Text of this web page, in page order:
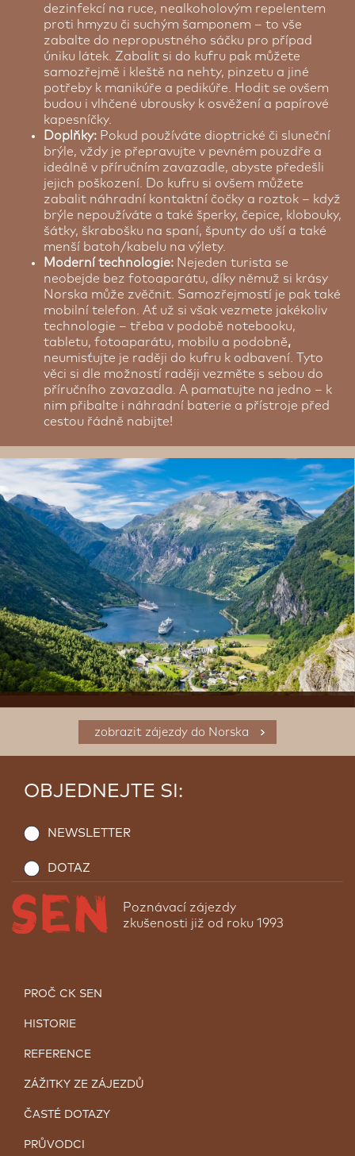
dezinfekcí na ruce, nealkoholovým repelentem
proti hmyzu či suchým šamponem – to vše
zabalte do nepropustného sáčku pro případ
úniku látek. Zabalit si do kufru pak můžete
samozřejmě i kleště na nehty, pinzetu a jiné
potřeby k manikúře a pedikúře. Hodit se ovšem
budou i vlhčené ubrousky k osvěžení a papírové
kapesníčky.
Doplňky: Pokud používáte dioptrické či sluneční
brýle, vždy je přepravujte v pevném pouzdře a
ideálně v příručním zavazadle, abyste předešli
jejich poškození. Do kufru si ovšem můžete
zabalit náhradní kontaktní čočky a roztok – když
brýle nepoužíváte a také šperky, čepice, klobouky,
šátky, škrabošku na spaní, špunty do uší a také
menší batoh/kabelu na výlety.
Moderní technologie: Nejeden turista se
neobejde bez fotoaparátu, díky němuž si krásy
Norska může zvěčnit. Samozřejmostí je pak také
mobilní telefon. Ať už si však vezmete jakékoliv
technologie – třeba v podobě notebooku,
tabletu, fotoaparátu, mobilu a podobně,
neumisťujte je raději do kufru k odbavení. Tyto
věci si dle možností raději vezměte s sebou do
příručního zavazadla. A pamatujte na jedno – k
nim přibalte i náhradní baterie a přístroje před
cestou řádně nabijte!
zobrazit zájezdy do Norska
OBJEDNEJTE SI:
NEWSLETTER
DOTAZ
Poznávací zájezdy
zkušenosti již od roku 1993
PROČ CK SEN
HISTORIE
REFERENCE
ZÁŽITKY ZE ZÁJEZDŮ
ČASTÉ DOTAZY
PRŮVODCI